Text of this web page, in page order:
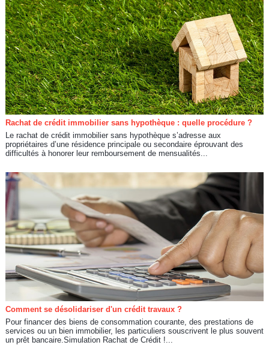
Rachat de crédit immobilier sans hypothèque : quelle procédure ?
Le rachat de crédit immobilier sans hypothèque s’adresse aux
propriétaires d’une résidence principale ou secondaire éprouvant des
difficultés à honorer leur remboursement de mensualités...
Comment se désolidariser d'un crédit travaux ?
Pour financer des biens de consommation courante, des prestations de
services ou un bien immobilier, les particuliers souscrivent le plus souvent
un prêt bancaire.Simulation Rachat de Crédit !...